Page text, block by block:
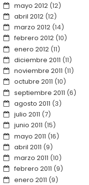
mayo 2012(12)
abril 2012(12)
marzo 2012(14)
febrero 2012(10)
enero 2012(11)
diciembre 2011 (11)
noviembre 2011 (11)
octubre 2011 (10)
septiembre 2011 (6)
agosto 2011 (3)
julio 2011 (7)
junio 2011 (15)
mayo 2011 (16)
abril 2011 (9)
marzo 2011 (10)
febrero 2011 (9)
enero 2011 (9)